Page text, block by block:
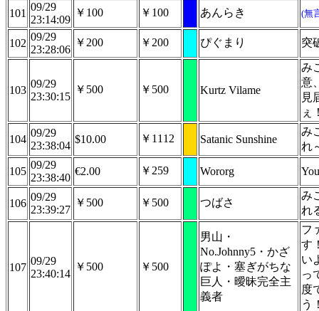
101
09/29
23:14:09
￥100 ￥100 あんらき (無
102
09/29
23:28:06
￥200 ￥200 ぴぐまり 突
103
09/29
23:30:15
￥500 ￥500 Kurtz Vilame
み
意
見
ぇ
104
09/29
23:38:04
$10.00 ￥1112 Satanic Sunshine
み
れ
105
09/29
23:38:40
€2.00 ￥259 Wororg
106
09/29
23:39:27
￥500 ￥500 つばさ
み
れ
107
09/29
23:40:14
￥500 ￥500
男山・
No.Johnny5・かざ
ぽよ・塞ぎがちな
巨人・曖昧完全主
義者
フ
す
い
っ
度
う